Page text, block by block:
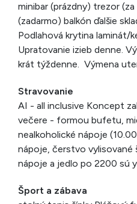
minibar (prázdny) trezor
(zadarmo) balkón ďalšie
Podlahová krytina laminát/
Upratovanie izieb denne.
krát týždenne. Výmena
Stravovanie
AI - all inclusive Koncept
večere - formou bufetu,
nealkoholické nápoje
nápoje, čerstvo vylisované
nápoje a jedlo po 2200 sú
Šport a zábava